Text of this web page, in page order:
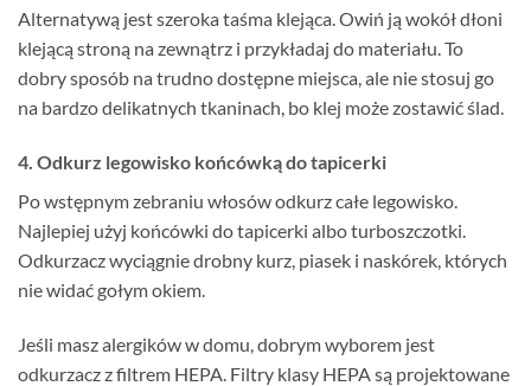
Alternatywą jest szeroka taśma klejąca. Owiń ją wokół dłoni
klejącą stroną na zewnątrz i przykładaj do materiału. To
dobry sposób na trudno dostępne miejsca, ale nie stosuj go
na bardzo delikatnych tkaninach, bo klej może zostawić ślad.
4. Odkurz legowisko końcówką do tapicerki
Po wstępnym zebraniu włosów odkurz całe legowisko.
Najlepiej użyj końcówki do tapicerki albo turboszczotki.
Odkurzacz wyciągnie drobny kurz, piasek i naskórek, których
nie widać gołym okiem.
Jeśli masz alergików w domu, dobrym wyborem jest
odkurzacz z filtrem HEPA. Filtry klasy HEPA są projektowane